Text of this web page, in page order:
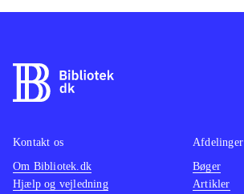
Kontakt os
Om Bibliotek.dk
Hjælp og vejledning
Afdelinger
Bøger
Artikler